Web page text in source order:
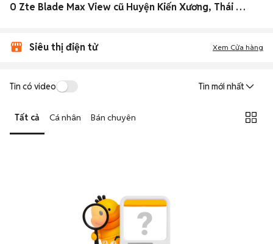
0 Zte Blade Max View cũ Huyện Kiến Xương, Thái Bình đẹp
Siêu thị điện tử Xem Cửa hàng
Tin có video Tin mới nhất
Tất cả Cá nhân Bán chuyên